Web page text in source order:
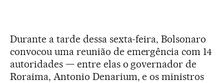
Durante a tarde dessa sexta-feira, Bolsonaro
convocou uma reunião de emergência com 14
autoridades — entre elas o governador de
Roraima, Antonio Denarium, e os ministros